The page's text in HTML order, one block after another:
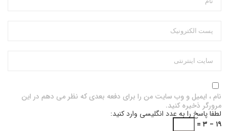
نام ، ایمیل و وب سایت من را برای دفعه بعدی که نظر می دهم در این
مرورگر ذخیره کنید.
لطفا پاسخ را به عدد انگلیسی وارد کنید:
۱۹ − ۳ =